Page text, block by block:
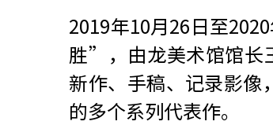
2019年10月26日至
胜”，由龙美术馆馆长
新作、手稿、记录影像
的多个系列代表作。